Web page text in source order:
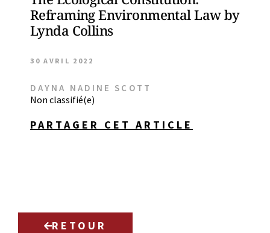
Reframing Environmental Law by
Lynda Collins
30 AVRIL 2022
DAYNA NADINE SCOTT
Non classifié(e)
PARTAGER CET ARTICLE
RETOUR